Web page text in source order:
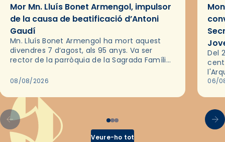
Mor Mn. Lluís Bonet Armengol, impulsor
de la causa de beatificació d’Antoni
Gaudí
Mn. Lluís Bonet Armengol ha mort aquest
divendres 7 d’agost, als 95 anys. Va ser
rector de la parròquia de la Sagrada Família
2018,…
08/08/2026
Del
les
06/
Veure-ho tot